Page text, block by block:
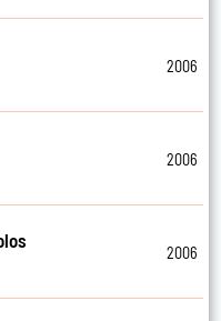
2006
2006
2006